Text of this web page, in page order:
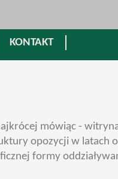
KONTAKT
mówiąc -
opozycji w latach
formy